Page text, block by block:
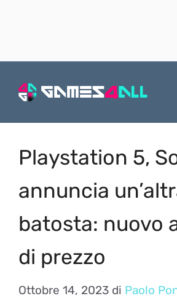
Playstation 5,
annuncia
batosta: nuovo
di prezzo
Ottobre 14, 2023 di Paolo